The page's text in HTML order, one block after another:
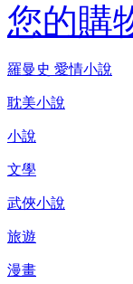
您的購
羅曼史 愛情小說
耽美小說
小說
文學
武俠小說
旅遊
漫畫